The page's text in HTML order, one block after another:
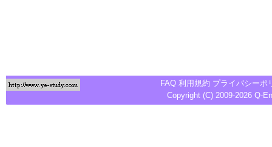
FAQ 利用規約 プライバシーポ
Copyright (C) 2009-2026 Q-